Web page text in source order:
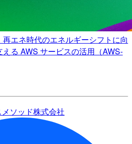
再エネ時代のエネルギーシフトに向
る AWS サービスの活用（AWS-
メソッド株式会社